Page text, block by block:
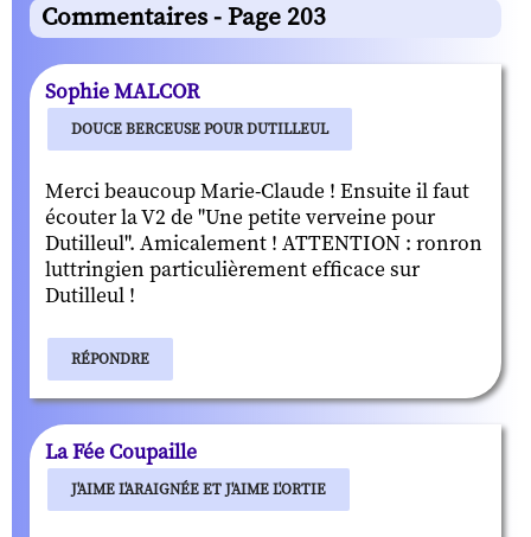
Commentaires - Page 203
Sophie MALCOR
DOUCE BERCEUSE POUR DUTILLEUL
Merci beaucoup Marie-Claude ! Ensuite il faut
écouter la V2 de "Une petite verveine pour
Dutilleul". Amicalement ! ATTENTION : ronron
luttringien particulièrement efficace sur
Dutilleul !
RÉPONDRE
La Fée Coupaille
J'AIME L'ARAIGNÉE ET J'AIME L'ORTIE